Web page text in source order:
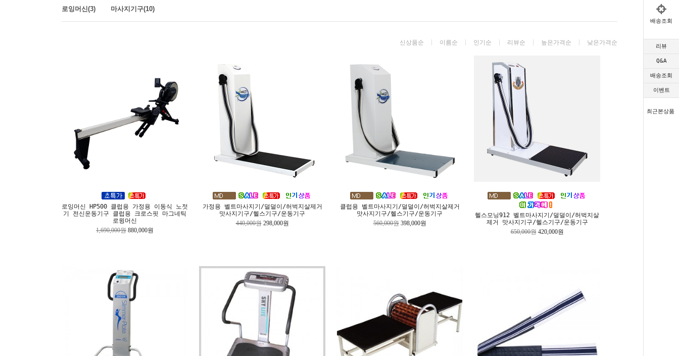
배송조회
리뷰
Q&A
배송조회
이벤트
최근본상품
로잉머신(3) 마사지기구(10)
신상품순 이름순 인기순 리뷰순 높은가격순 낮은가격순
로잉머신 HP500 클럽용 가정용 이동식 노젓
기 전신운동기구 클럽용 크로스핏 마그네틱
로윙머신
1,690,000원 880,000원
가정용 벨트마사지기/덜덜이/허벅지살제거
맛사지기구/헬스기구/운동기구
440,000원 298,000원
클럽용 벨트마사지기/덜덜이/허벅지살제거
맛사지기구/헬스기구/운동기구
560,000원 398,000원
헬스모닝912 벨트마사지기/덜덜이/허벅지살
제거 맛사지기구/헬스기구/운동기구
650,000원 420,000원